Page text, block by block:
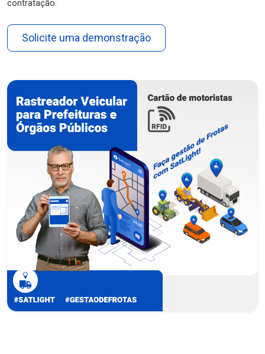
contratação.
Solicite uma demonstração